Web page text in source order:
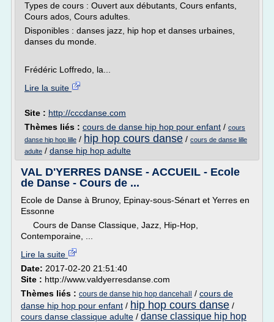
Types de cours : Ouvert aux débutants, Cours enfants,
Cours ados, Cours adultes.
Disponibles : danses jazz, hip hop et danses urbaines,
danses du monde.
Frédéric Loffredo, la...
Lire la suite
Site : http://cccdanse.com
Thèmes liés : cours de danse hip hop pour enfant / cours
danse hip hop lille / hip hop cours danse / cours de danse lille
adulte / danse hip hop adulte
VAL D'YERRES DANSE - ACCUEIL - Ecole
de Danse - Cours de ...
Ecole de Danse à Brunoy, Epinay-sous-Sénart et Yerres en
Essonne
Cours de Danse Classique, Jazz, Hip-Hop,
Contemporaine, ...
Lire la suite
Date: 2017-02-20 21:51:40
Site : http://www.valdyerresdanse.com
Thèmes liés : cours de danse hip hop dancehall / cours de
danse hip hop pour enfant / hip hop cours danse /
cours danse classique adulte / danse classique hip hop